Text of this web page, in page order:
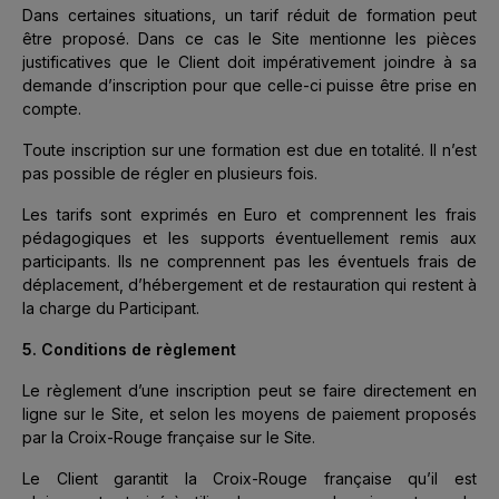
Dans certaines situations, un tarif réduit de formation peut
être proposé. Dans ce cas le Site mentionne les pièces
justificatives que le Client doit impérativement joindre à sa
demande d’inscription pour que celle-ci puisse être prise en
compte.
Toute inscription sur une formation est due en totalité. Il n’est
pas possible de régler en plusieurs fois.
Les tarifs sont exprimés en Euro et comprennent les frais
pédagogiques et les supports éventuellement remis aux
participants. Ils ne comprennent pas les éventuels frais de
déplacement, d’hébergement et de restauration qui restent à
la charge du Participant.
5. Conditions de règlement
Le règlement d’une inscription peut se faire directement en
ligne sur le Site, et selon les moyens de paiement proposés
par la Croix-Rouge française sur le Site.
Le Client garantit la Croix-Rouge française qu’il est